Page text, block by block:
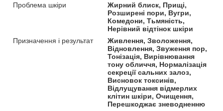
Проблема шкіри
Жирний блиск, Прищі,
Розширені пори, Вугри,
Комедони, Тьмяність,
Нерівний відтінок шкіри
Призначення і результат
Живлення, Зволоження,
Відновлення, Звуження пор,
Тонізація, Вирівнювання
тону обличчя, Нормалізація
секреції сальних залоз,
Висновок токсинів,
Відлущування відмерлих
клітин шкіри, Очищення,
Перешкоджає зневодненню